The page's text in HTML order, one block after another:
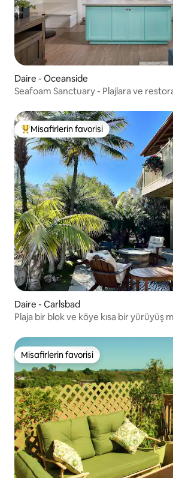
Daire - Oceanside
Seafoam Sanctuary - Plajlara ve
Misafirlerin favorilerinden en
Misafirlerin favorisi
Daire - Carlsbad
Plaja bir blok ve köye kısa bir yürüyüş
Misafirlerin favorisi
Misafirlerin favorisi